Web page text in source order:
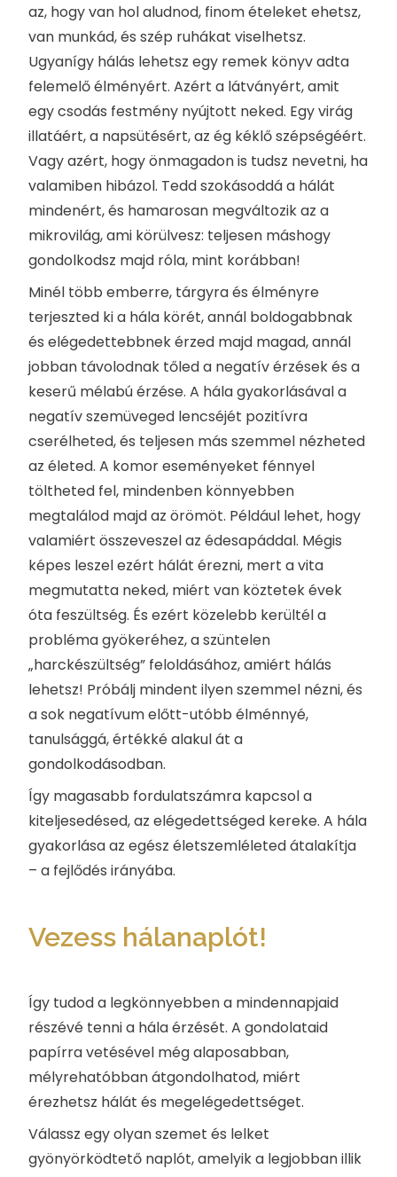
az, hogy van hol aludnod, finom ételeket ehetsz,
van munkád, és szép ruhákat viselhetsz.
Ugyanígy hálás lehetsz egy remek könyv adta
felemelő élményért. Azért a látványért, amit
egy csodás festmény nyújtott neked. Egy virág
illatáért, a napsütésért, az ég kéklő szépségéért.
Vagy azért, hogy önmagadon is tudsz nevetni, ha
valamiben hibázol. Tedd szokásoddá a hálát
mindenért, és hamarosan megváltozik az a
mikrovilág, ami körülvesz: teljesen máshogy
gondolkodsz majd róla, mint korábban!
Minél több emberre, tárgyra és élményre
terjeszted ki a hála körét, annál boldogabbnak
és elégedettebbnek érzed majd magad, annál
jobban távolodnak tőled a negatív érzések és a
keserű mélabú érzése. A hála gyakorlásával a
negatív szemüveged lencséjét pozitívra
cserélheted, és teljesen más szemmel nézheted
az életed. A komor eseményeket fénnyel
töltheted fel, mindenben könnyebben
megtalálod majd az örömöt. Például lehet, hogy
valamiért összeveszel az édesapáddal. Mégis
képes leszel ezért hálát érezni, mert a vita
megmutatta neked, miért van köztetek évek
óta feszültség. És ezért közelebb kerültél a
probléma gyökeréhez, a szüntelen
„harckészültség” feloldásához, amiért hálás
lehetsz! Próbálj mindent ilyen szemmel nézni, és
a sok negatívum előtt-utóbb élménnyé,
tanulsággá, értékké alakul át a
gondolkodásodban.
Így magasabb fordulatszámra kapcsol a
kiteljesedésed, az elégedettséged kereke. A hála
gyakorlása az egész életszemléleted átalakítja
– a fejlődés irányába.
Vezess hálanaplót!
Így tudod a legkönnyebben a mindennapjaid
részévé tenni a hála érzését. A gondolataid
papírra vetésével még alaposabban,
mélyrehatóbban átgondolhatod, miért
érezhetsz hálát és megelégedettséget.
Válassz egy olyan szemet és lelket
gyönyörködtető naplót, amelyik a legjobban illik